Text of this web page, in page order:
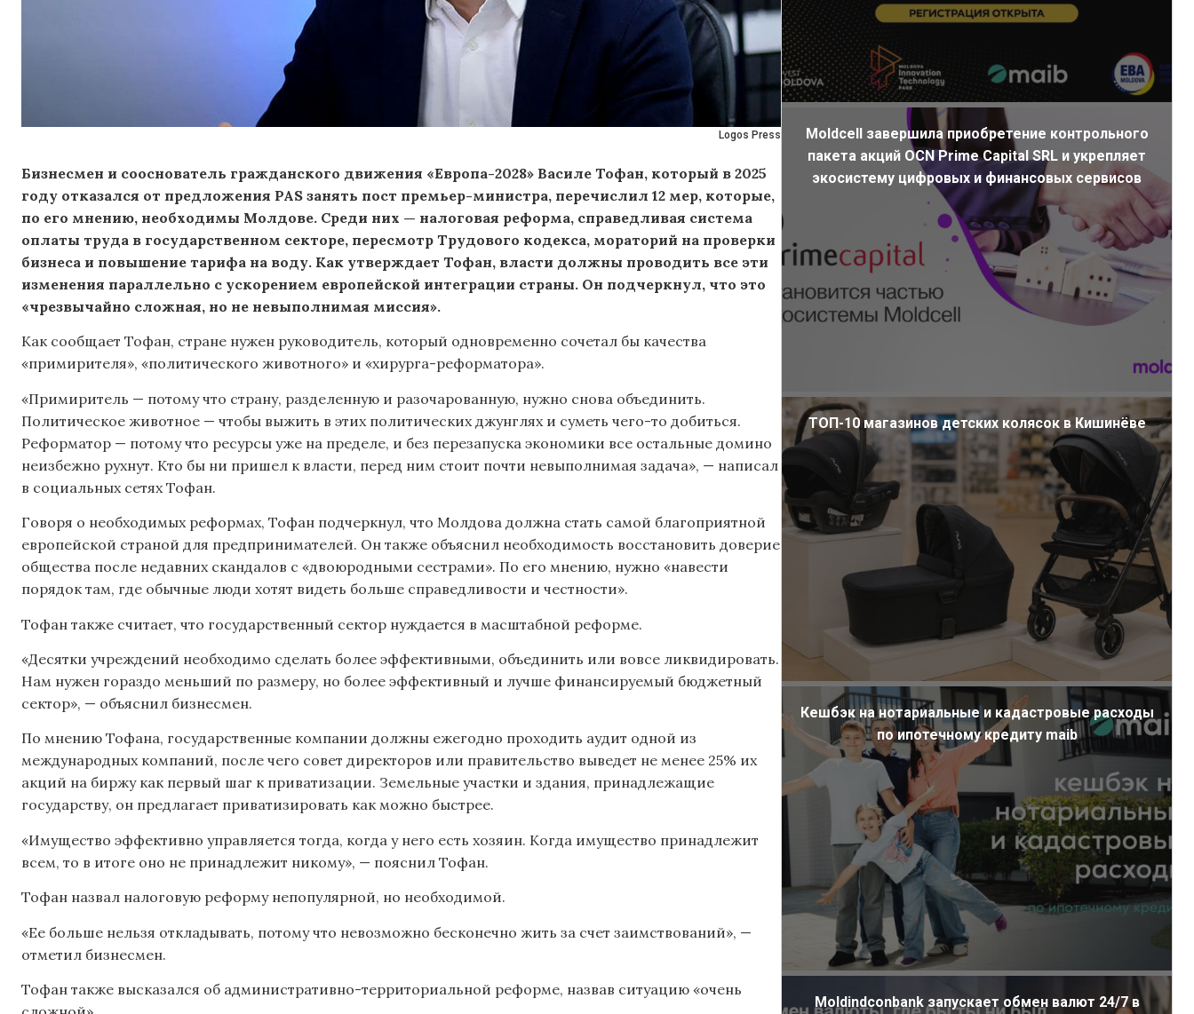
Logos Press
Бизнесмен и сооснователь гражданского движения «Европа-2028» Василе Тофан, который в 2025
году отказался от предложения PAS занять пост премьер-министра, перечислил 12 мер, которые,
по его мнению, необходимы Молдове. Среди них — налоговая реформа, справедливая система
оплаты труда в государственном секторе, пересмотр Трудового кодекса, мораторий на проверки
бизнеса и повышение тарифа на воду. Как утверждает Тофан, власти должны проводить все эти
изменения параллельно с ускорением европейской интеграции страны. Он подчеркнул, что это
«чрезвычайно сложная, но не невыполнимая миссия».
Как сообщает Тофан, стране нужен руководитель, который одновременно сочетал бы качества
«примирителя», «политического животного» и «хирурга-реформатора».
«Примиритель — потому что страну, разделенную и разочарованную, нужно снова объединить.
Политическое животное — чтобы выжить в этих политических джунглях и суметь чего-то добиться.
Реформатор — потому что ресурсы уже на пределе, и без перезапуска экономики все остальные домино
неизбежно рухнут. Кто бы ни пришел к власти, перед ним стоит почти невыполнимая задача», — написал
в социальных сетях Тофан.
Говоря о необходимых реформах, Тофан подчеркнул, что Молдова должна стать самой благоприятной
европейской страной для предпринимателей. Он также объяснил необходимость восстановить доверие
общества после недавних скандалов с «двоюродными сестрами». По его мнению, нужно «навести
порядок там, где обычные люди хотят видеть больше справедливости и честности».
Тофан также считает, что государственный сектор нуждается в масштабной реформе.
«Десятки учреждений необходимо сделать более эффективными, объединить или вовсе ликвидировать.
Нам нужен гораздо меньший по размеру, но более эффективный и лучше финансируемый бюджетный
сектор», — объяснил бизнесмен.
По мнению Тофана, государственные компании должны ежегодно проходить аудит одной из
международных компаний, после чего совет директоров или правительство выведет не менее 25% их
акций на биржу как первый шаг к приватизации. Земельные участки и здания, принадлежащие
государству, он предлагает приватизировать как можно быстрее.
«Имущество эффективно управляется тогда, когда у него есть хозяин. Когда имущество принадлежит
всем, то в итоге оно не принадлежит никому», — пояснил Тофан.
Тофан назвал налоговую реформу непопулярной, но необходимой.
«Ее больше нельзя откладывать, потому что невозможно бесконечно жить за счет заимствований», —
отметил бизнесмен.
Тофан также высказался об административно-территориальной реформе, назвав ситуацию «очень
Moldcell завершила приобретение контрольного
пакета акций OCN Prime Capital SRL и укрепляет
экосистему цифровых и финансовых сервисов
ТОП-10 магазинов детских колясок в Кишинёве
Кешбэк на нотариальные и кадастровые расходы
по ипотечному кредиту maib
Moldindconbank запускает обмен валют 24/7 в